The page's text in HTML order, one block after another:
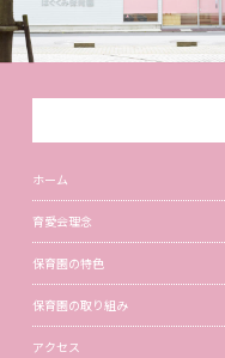
ホーム
育愛会理念
保育園の特色
保育園の取り組み
アクセス